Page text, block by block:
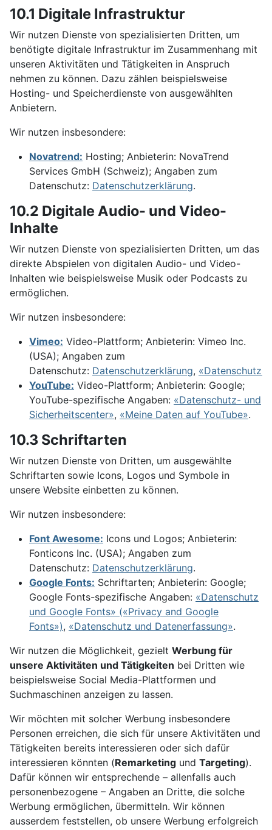
10.1 Digitale Infrastruktur
Wir nutzen Dienste von spezialisierten Dritten, um
benötigte digitale Infrastruktur im Zusammenhang mit
unseren Aktivitäten und Tätigkeiten in Anspruch
nehmen zu können. Dazu zählen beispielsweise
Hosting- und Speicherdienste von ausgewählten
Anbietern.
Wir nutzen insbesondere:
Novatrend: Hosting; Anbieterin: NovaTrend
Services GmbH (Schweiz); Angaben zum
Datenschutz: Datenschutzerklärung.
10.2 Digitale Audio- und Video-
Inhalte
Wir nutzen Dienste von spezialisierten Dritten, um das
direkte Abspielen von digitalen Audio- und Video-
Inhalten wie beispielsweise Musik oder Podcasts zu
ermöglichen.
Wir nutzen insbesondere:
Vimeo: Video-Plattform; Anbieterin: Vimeo Inc.
(USA); Angaben zum
Datenschutz: Datenschutzerklärung, «Datenschutz»
YouTube: Video-Plattform; Anbieterin: Google;
YouTube-spezifische Angaben: «Datenschutz- und
Sicherheitscenter», «Meine Daten auf YouTube».
10.3 Schriftarten
Wir nutzen Dienste von Dritten, um ausgewählte
Schriftarten sowie Icons, Logos und Symbole in
unsere Website einbetten zu können.
Wir nutzen insbesondere:
Font Awesome: Icons und Logos; Anbieterin:
Fonticons Inc. (USA); Angaben zum
Datenschutz: Datenschutzerklärung.
Google Fonts: Schriftarten; Anbieterin: Google;
Google Fonts-spezifische Angaben: «Datenschutz
und Google Fonts» («Privacy and Google
Fonts»), «Datenschutz und Datenerfassung».
Wir nutzen die Möglichkeit, gezielt Werbung für
unsere Aktivitäten und Tätigkeiten bei Dritten wie
beispielsweise Social Media-Plattformen und
Suchmaschinen anzeigen zu lassen.
Wir möchten mit solcher Werbung insbesondere
Personen erreichen, die sich für unsere Aktivitäten und
Tätigkeiten bereits interessieren oder sich dafür
interessieren könnten (Remarketing und Targeting).
Dafür können wir entsprechende – allenfalls auch
personenbezogene – Angaben an Dritte, die solche
Werbung ermöglichen, übermitteln. Wir können
ausserdem feststellen, ob unsere Werbung erfolgreich